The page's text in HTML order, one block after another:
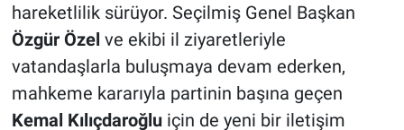
hareketlilik sürüyor. Seçilmiş Genel Başkan
Özgür Özel ve ekibi il ziyaretleriyle
vatandaşlarla buluşmaya devam ederken,
mahkeme kararıyla partinin başına geçen
Kemal Kılıçdaroğluiçin de yeni bir iletişim